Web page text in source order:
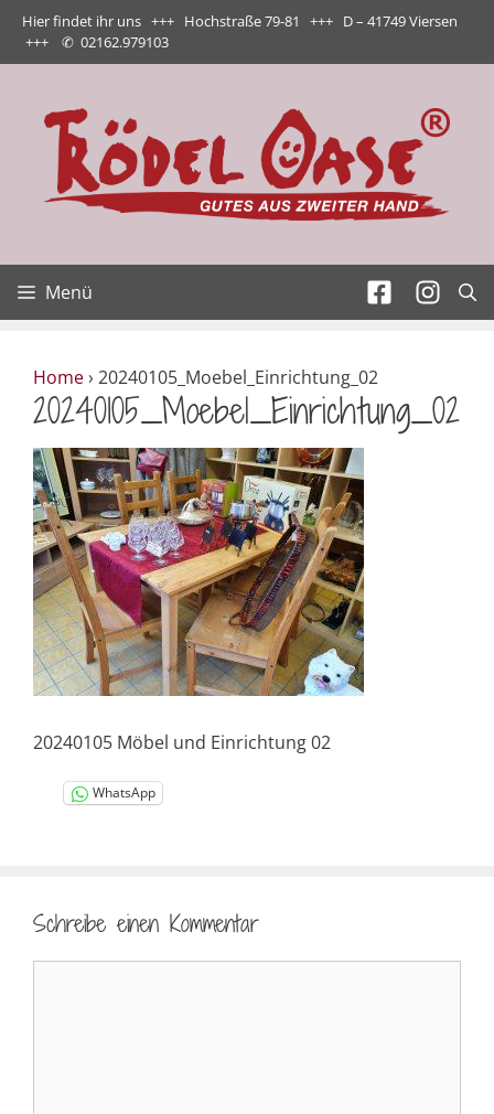
Zum
Inhalt
springen
Hier findet ihr uns +++ Hochstraße 79-81 +++ D – 41749 Viersen
+++ ✆ 02162.979103
Menü
Home› 20240105_Moebel_Einrichtung_02
20240105_Moebel_Einrichtung_02
20240105 Möbel und Einrichtung 02
WhatsApp
Schreibe einen Kommentar